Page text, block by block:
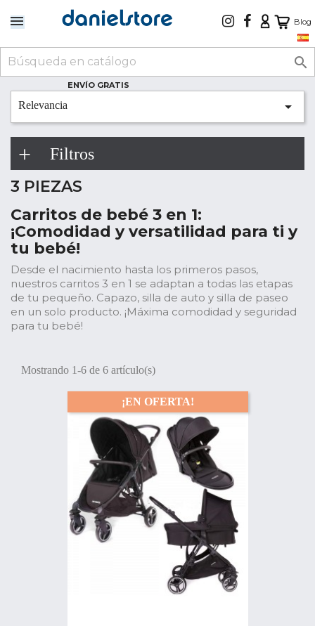
Blog

ENVÍO GRATIS
Relevancia 
Filtros
3 PIEZAS
Carritos de bebé 3 en 1:
¡Comodidad y versatilidad para ti y
tu bebé!
Desde el nacimiento hasta los primeros pasos,
nuestros carritos 3 en 1 se adaptan a todas las etapas
de tu pequeño. Capazo, silla de auto y silla de paseo
en un solo producto. ¡Máxima comodidad y seguridad
para tu bebé!
Mostrando 1-6 de 6 artículo(s)
¡EN OFERTA!